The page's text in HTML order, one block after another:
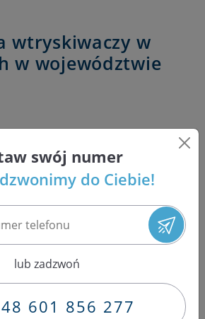
wtryskiwaczy w
w województwie
mysłowiczan oraz klientów z
zapoznania się ofertą firmy Bosch
od 1994 roku zajmuje się
wtryskiwaczy Common Rail
Delphi, Denso oraz Siemens.
wtrysków w naszej firmie
trzech najważniejszych czynników,
sprzętu, oryginalnych części
kadry. W Bosch
najwyższą jakość w każdym z
— nasze zaplecze technologiczne
swój numer
do Ciebie!
lub zadzwoń
601 856 277